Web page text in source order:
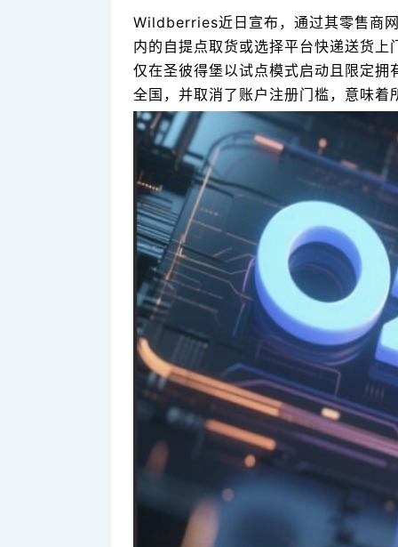
Wildberries近日宣布，通过其零售商
内的自提点取货或选择平台快递送货
仅在圣彼得堡以试点模式启动且限定
全国，并取消了账户注册门槛，意味